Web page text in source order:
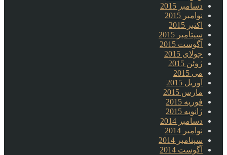
دسامبر 2015
نوامبر 2015
اکتبر 2015
سپتامبر 2015
آگوست 2015
جولای 2015
ژوئن 2015
می 2015
آوریل 2015
مارس 2015
فوریه 2015
ژانویه 2015
دسامبر 2014
نوامبر 2014
سپتامبر 2014
آگوست 2014